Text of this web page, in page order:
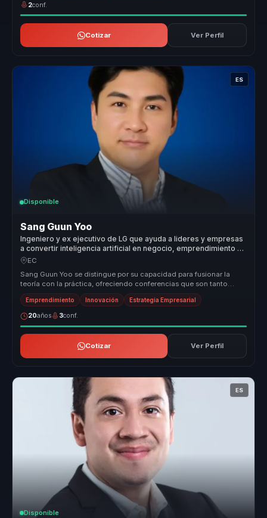
2conf.
Cotizar Ver Perfil
ES
Disponible
Sang Guun Yoo
Ingeniero y ex ejecutivo de LG que ayuda a lideres y empresas
a convertir inteligencia artificial en negocio, emprendimiento y
ventaja competitiva.
EC
Sang Guun Yoo se distingue por su capacidad para fusionar la
teoría con la práctica, ofreciendo conferencias que son tanto
informativas c...
Emprendimiento Innovación Estrategia Empresarial
20años 3conf.
Cotizar Ver Perfil
ES
Disponible